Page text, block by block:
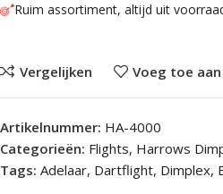
Ruim assortiment, altijd uit
Vergelijken Voeg toe
Artikelnummer: HA-4000
Categorieën: Flights, Harrows
Tags: Adelaar, Dartflight, Dimplex,